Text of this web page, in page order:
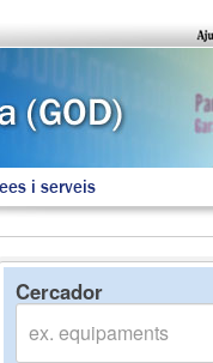
i serveis
Cercador